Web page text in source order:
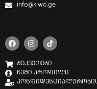
info@kiwo.ge
შეკვეთები
ჩემი პროფილი